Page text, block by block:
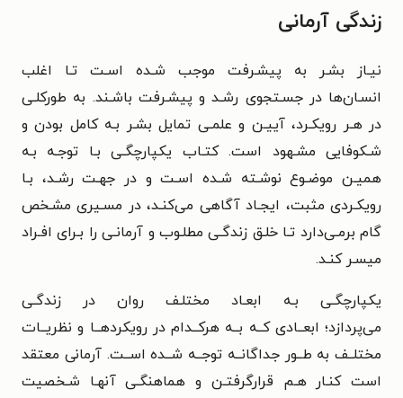
زندگی آرمانی
نیـاز بشـر به پیشـرفت موجب شـده اسـت تـا اغلب
انسـان‌هادر جسـتجوی رشـد و پیشـرفت باشـند. به طورکلـی
در هـر رویکـرد، آییـن و علمـی تمایل بشـر بـه کامل بودن و
شـکوفایی مشـهود است.کتـاب یکپارچگـی بـا توجـه بـه
همیـن موضـوع نوشـته شـده اسـت و در جهـت رشـد، بـا
رویکـردی مثبت، ایجـاد آگاهی می‌کنـد، در مسـیری مشـخص
گام برمـی‌دارد تـا خلـق زندگـی مطلـوب و آرمانـی را بـرای افـراد
میسـر کنـد.
یکپارچگـی بـه ابعـاد مختلـف روان در زندگـی
می‌پردازد؛ ابعــادی کــه بــه هرکــدام در رویکردهــا و نظریــات
مختلــف به طــور جداگانــه توجــه شــده اســت. آرمانی معتقد
استکنـار هـم قرارگرفتـن و هماهنگـی آنهـا شـخصیت